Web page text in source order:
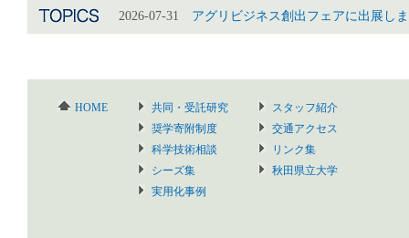
2026-07-31 アグリビジネス創出フェアに出展し
HOME
共同・受託研究
奨学寄附制度
科学技術相談
シーズ集
実用化事例
スタッフ紹介
交通アクセス
リンク集
秋田県立大学